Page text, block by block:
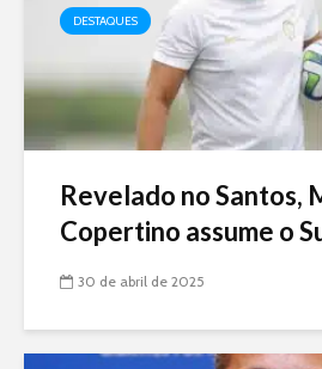
DESTAQUES
Revelado no Santos,
Copertino assume o
30 de abril de 2025